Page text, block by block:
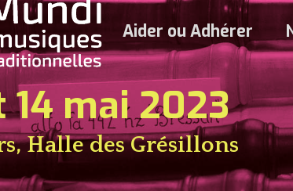
Aider ou Adhérer
14 mai 2023
Halle des Grésillons